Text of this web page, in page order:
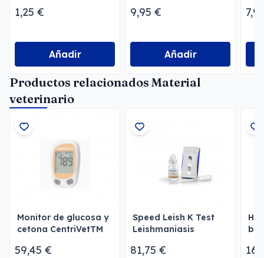
1,25 €
Añadir
9,95 €
Añadir
Productos relacionados Material
veterinario
Monitor de glucosa y
cetona CentriVetTM
59,45 €
Speed Leish K Test
Leishmaniasis
81,75 €